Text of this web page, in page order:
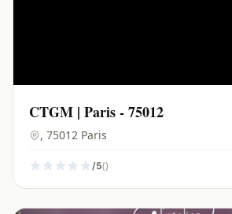
CTGM | Paris - 75012
, 75012 Paris
/5()